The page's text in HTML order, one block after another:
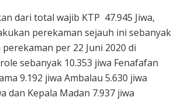
dari total wajib KTP 47.945 Jiwa,
perekaman sejauh ini sebanyak
perekaman per 22 Juni 2020 di
sebanyak 10.353 jiwa Fenafafan
9.192 jiwa Ambalau 5.630 jiwa
dan Kepala Madan 7.937 jiwa